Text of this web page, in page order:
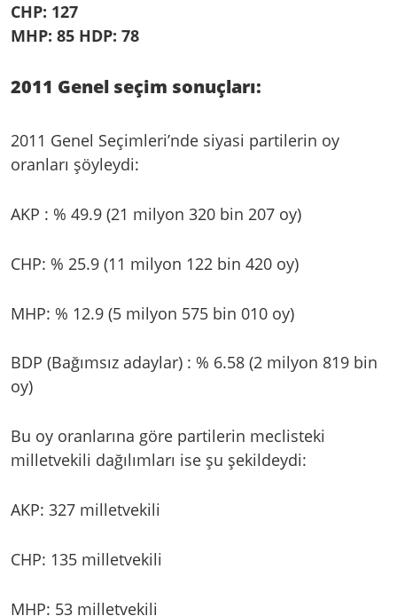
CHP: 127
MHP: 85 HDP: 78
2011 Genel seçim sonuçları:
2011 Genel Seçimleri’nde siyasi partilerin oy
oranları şöyleydi:
AKP : % 49.9 (21 milyon 320 bin 207 oy)
CHP: % 25.9 (11 milyon 122 bin 420 oy)
MHP: % 12.9 (5 milyon 575 bin 010 oy)
BDP (Bağımsız adaylar) : % 6.58 (2 milyon 819 bin
oy)
Bu oy oranlarına göre partilerin meclisteki
milletvekili dağılımları ise şu şekildeydi:
AKP: 327 milletvekili
CHP: 135 milletvekili
MHP: 53 milletvekili